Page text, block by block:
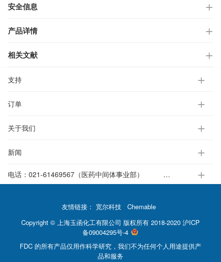
安全信息
产品详情
相关文献
支持
订单
关于我们
新闻
电话： 021-61469567（医药中间体事业部）
友情链接： 宽尔科技
Chemable
Copyright © 上海玉函化工有限公司 版权所有 2018-2020 沪ICP
备09004295号-4
FDC 的所有产品仅用作科学研究，我们不为任何个人用途提供产
品和服务